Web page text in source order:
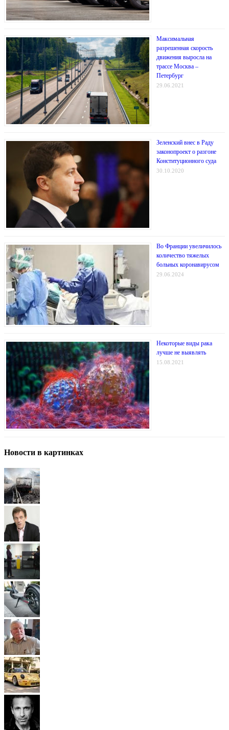
Максимальная
разрешенная скорость
движения выросла на
трассе Москва –
Петербург
29.06.2021
Зеленский внес в Раду
законопроект о разгоне
Конституционного суда
30.10.2020
Во Франции увеличилось
количество тяжелых
больных коронавирусом
29.06.2024
Некоторые виды рака
лучше не выявлять
15.08.2021
Новости в картинках